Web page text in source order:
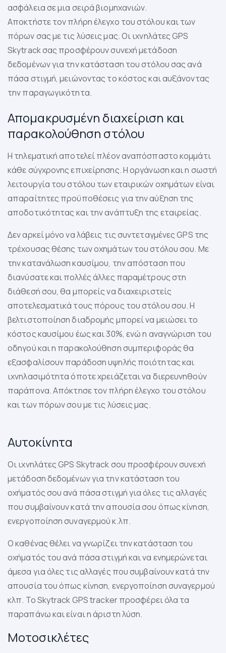
ασφάλεια σε μια σειρά βιομηχανιών.
Αποκτήστε τον πλήρη έλεγχο του στόλου και των
πόρων σας με τις λύσεις μας. Οι ιχνηλάτες GPS
Skytrack σας προσφέρουν συνεχή μετάδοση
δεδομένων για την κατάσταση του στόλου σας ανά
πάσα στιγμή, μειώνοντας το κόστος και αυξάνοντας
την παραγωγικότητα.
Απομακρυσμένη διαχείριση και
παρακολούθηση στόλου
Η τηλεματική αποτελεί πλέον αναπόσπαστο κομμάτι
κάθε σύγχρονης επιχείρησης. Η οργάνωση και η σωστή
λειτουργία του στόλου των εταιρικών οχημάτων είναι
απαραίτητες προϋποθέσεις για την αύξηση της
αποδοτικότητας και την ανάπτυξη της εταιρείας.
Δεν αρκεί μόνο να λάβεις τις συντεταγμένες GPS της
τρέχουσας θέσης των οχημάτων του στόλου σου. Με
την κατανάλωση καυσίμου, την απόσταση που
διανύσατε και πολλές άλλες παραμέτρους στη
διάθεσή σου, θα μπορείς να διαχειριστείς
αποτελεσματικά τους πόρους του στόλου σου. Η
βελτιστοποίηση διαδρομής μπορεί να μειώσει το
κόστος καυσίμου έως και 30%, ενώ η αναγνώριση του
οδηγού και η παρακολούθηση συμπεριφοράς θα
εξασφαλίσουν παράδοση υψηλής ποιότητας και
ιχνηλασιμότητα όποτε χρειάζεται να διερευνηθούν
παράπονα. Απόκτησε τον πλήρη έλεγχο του στόλου
και των πόρων σου με τις λύσεις μας.
Αυτοκίνητα
Οι ιχνηλάτες GPS Skytrack σου προσφέρουν συνεχή
μετάδοση δεδομένων για την κατάσταση του
οχήματός σου ανά πάσα στιγμή για όλες τις αλλαγές
που συμβαίνουν κατά την απουσία σου όπως κίνηση,
ενεργοποίηση συναγερμού κ.λπ.
Ο καθένας θέλει να γνωρίζει την κατάσταση του
οχήματός του ανά πάσα στιγμή και να ενημερώνεται
άμεσα για όλες τις αλλαγές που συμβαίνουν κατά την
απουσία του όπως κίνηση, ενεργοποίηση συναγερμού
κλπ. Το Skytrack GPS tracker προσφέρει όλα τα
παραπάνω και είναι η άριστη λύση.
Μοτοσικλέτες